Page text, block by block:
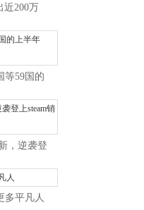
近200万
等59国的
，逆袭登
多平凡人